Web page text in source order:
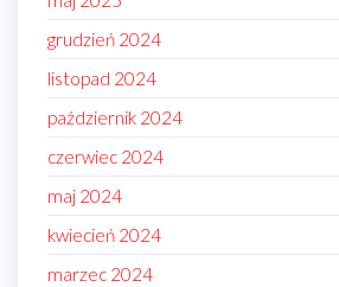
grudzień 2024
listopad 2024
październik 2024
czerwiec 2024
maj 2024
kwiecień 2024
marzec 2024